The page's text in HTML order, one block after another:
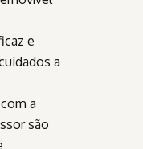
e
a
a
são